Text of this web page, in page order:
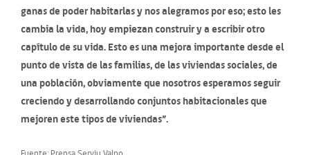
ganas de poder habitarlas y nos alegramos por eso; esto les
cambia la vida, hoy empiezan construir y a escribir otro
capítulo de su vida. Esto es una mejora importante desde el
punto de vista de las familias, de las viviendas sociales, de
una población, obviamente que nosotros esperamos seguir
creciendo y desarrollando conjuntos habitacionales que
mejoren este tipos de viviendas”.